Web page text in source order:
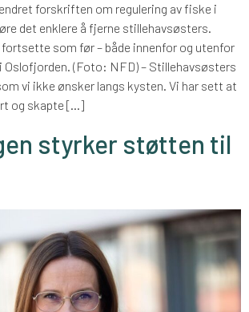
forskriften om regulering av fiske i
det enklere å fjerne stillehavsøsters.
fortsette som før – både innenfor og utenfor
Oslofjorden. (Foto: NFD) – Stillehavsøsters
vi ikke ønsker langs kysten. Vi har sett at
og skapte […]
styrker støtten til